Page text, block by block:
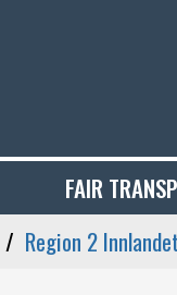
FAIR
Region 2